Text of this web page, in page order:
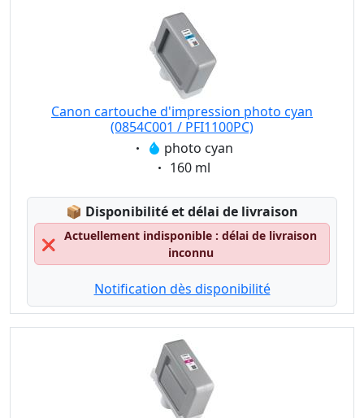
Canon cartouche d'impression photo cyan
(0854C001 / PFI1100PC)
Eigenschaft:
photo cyan
Eigenschaft:
160 ml
📦 Lagerstatus:
Disponibilité et délai de livraison
❌
Actuellement indisponible : délai de livraison
inconnu
Notification dès disponibilité